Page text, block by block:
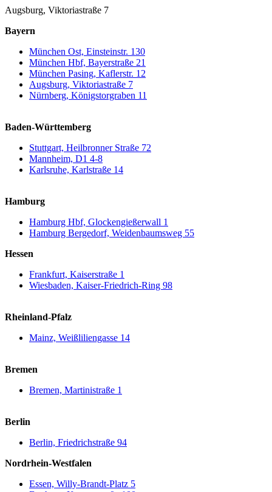
Augsburg, Viktoriastraße 7
Bayern
München Ost, Einsteinstr. 130
München Hbf, Bayerstraße 21
München Pasing, Kaflerstr. 12
Augsburg, Viktoriastraße 7
Nürnberg, Königstorgraben 11
Baden-Württemberg
Stuttgart, Heilbronner Straße 72
Mannheim, D1 4-8
Karlsruhe, Karlstraße 14
Hamburg
Hamburg Hbf, Glockengießerwall 1
Hamburg Bergedorf, Weidenbaumsweg 55
Hessen
Frankfurt, Kaiserstraße 1
Wiesbaden, Kaiser-Friedrich-Ring 98
Rheinland-Pfalz
Mainz, Weißliliengasse 14
Bremen
Bremen, Martinistraße 1
Berlin
Berlin, Friedrichstraße 94
Nordrhein-Westfalen
Essen, Willy-Brandt-Platz 5